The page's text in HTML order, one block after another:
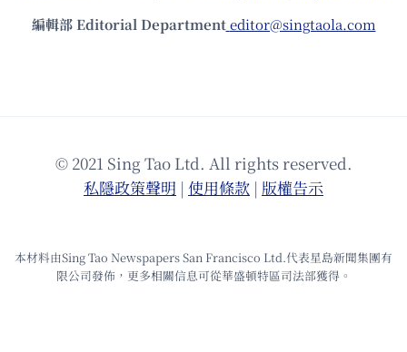
編輯部 Editorial Department editor@singtaola.com
© 2021 Sing Tao Ltd. All rights reserved.
私隱政策聲明 | 使⽤條款 | 版權告⽰
本材料由Sing Tao Newspapers San Francisco Ltd.代表星島新聞集團有
限公司發佈，更多相關信息可從華盛頓特區司法部獲得。